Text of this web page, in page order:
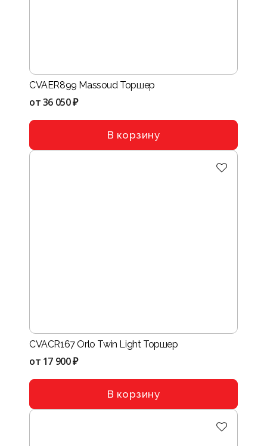
CVAER899 Massoud Торшер
от36 050 ₽
В корзину
CVACR167 Orlo Twin Light Торшер
от 17 900 ₽
В корзину